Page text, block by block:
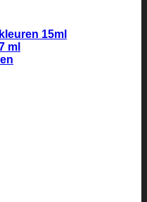
15ml
ml